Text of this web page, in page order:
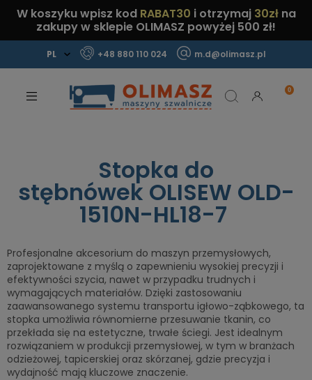
W koszyku wpisz kod RABAT30 i otrzymaj 30złna
zakupy w sklepie OLIMASZ powyżej 500 zł!
+48 880 110 024 m.d@olimasz.pl
Sprawdź!
Stopka do
stębnówek OLISEW OLD-
1510N-HL18-7
Profesjonalne akcesorium do maszyn przemysłowych,
zaprojektowane z myślą o zapewnieniu wysokiej precyzji i
efektywności szycia, nawet w przypadku trudnych i
wymagających materiałów. Dzięki zastosowaniu
zaawansowanego systemu transportu igłowo-ząbkowego, ta
stopka umożliwia równomierne przesuwanie tkanin, co
przekłada się na estetyczne, trwałe ściegi. Jest idealnym
rozwiązaniem w produkcji przemysłowej, w tym w branżach
odzieżowej, tapicerskiej oraz skórzanej, gdzie precyzja i
wydajność mają kluczowe znaczenie.